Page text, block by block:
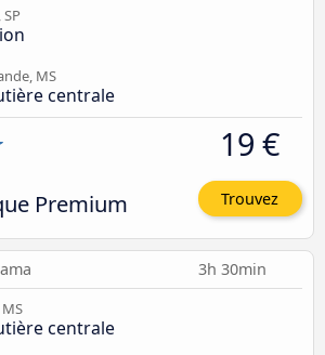
MS
centrale
Premium
19 €
Trouvez
3h 30min
centrale